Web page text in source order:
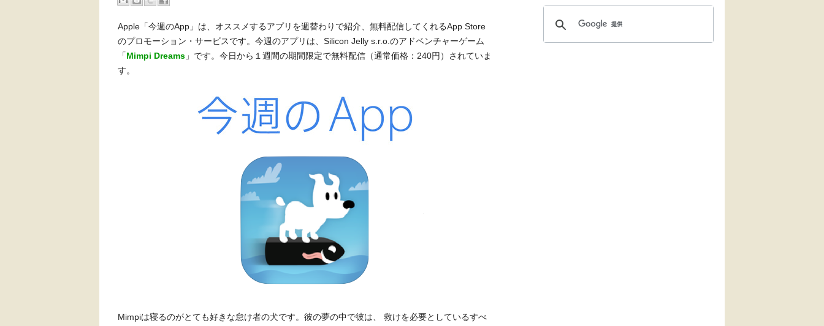
Apple「今週のApp」は、オススメするアプリを週替わりで紹介、無料配信してくれるApp Store
のプロモーション・サービスです。今週のアプリは、Silicon Jelly s.r.o.のアドベンチャーゲーム
「Mimpi Dreams 」です。今日から１週間の期間限定で無料配信（通常価格：240円）されていま
す。
Mimpiは寝るのがとても好きな怠け者の犬です。彼の夢の中で彼は、 救けを必要としているすべ